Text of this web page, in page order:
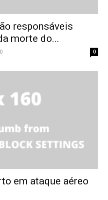
responsáveis
morte do...
0
em ataque aéreo